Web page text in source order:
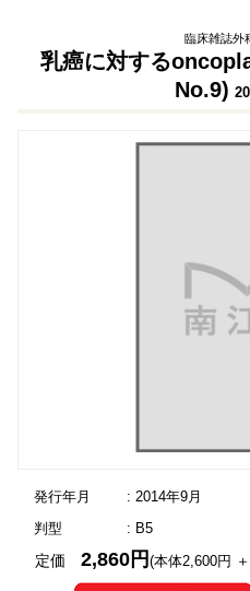
臨床雑誌
乳癌に対する
No.9)
発行年月
: 2014年9月
判型
: B5
定価2,860円(本体2,600円